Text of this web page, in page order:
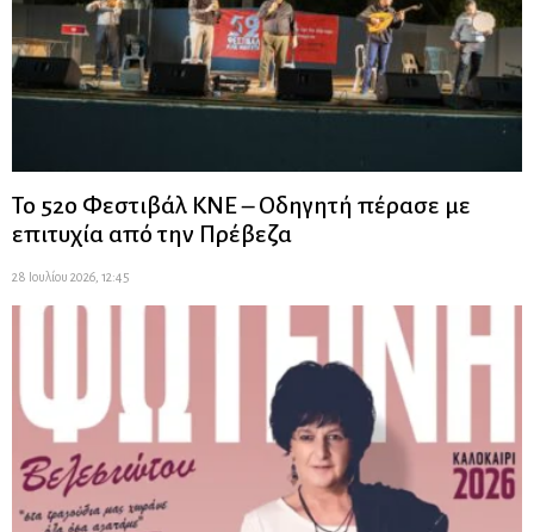
Το 52ο Φεστιβάλ ΚΝΕ – Οδηγητή πέρασε με
επιτυχία από την Πρέβεζα
28 Ιουλίου 2026, 12:45